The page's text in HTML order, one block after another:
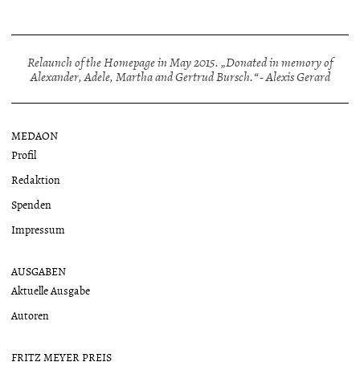
Relaunch of the Homepage in May 2015. „Donated in memory of
Alexander, Adele, Martha and Gertrud Bursch.“ - Alexis Gerard
MEDAON
Profil
Redaktion
Spenden
Impressum
AUSGABEN
Aktuelle Ausgabe
Autoren
FRITZ MEYER PREIS